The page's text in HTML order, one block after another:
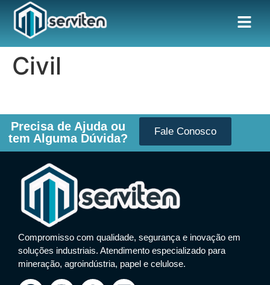
Civil
Precisa de Ajuda ou
tem Alguma Dúvida?
Fale Conosco
Compromisso com qualidade, segurança e inovação em
soluções industriais. Atendimento especializado para
mineração, agroindústria, papel e celulose.